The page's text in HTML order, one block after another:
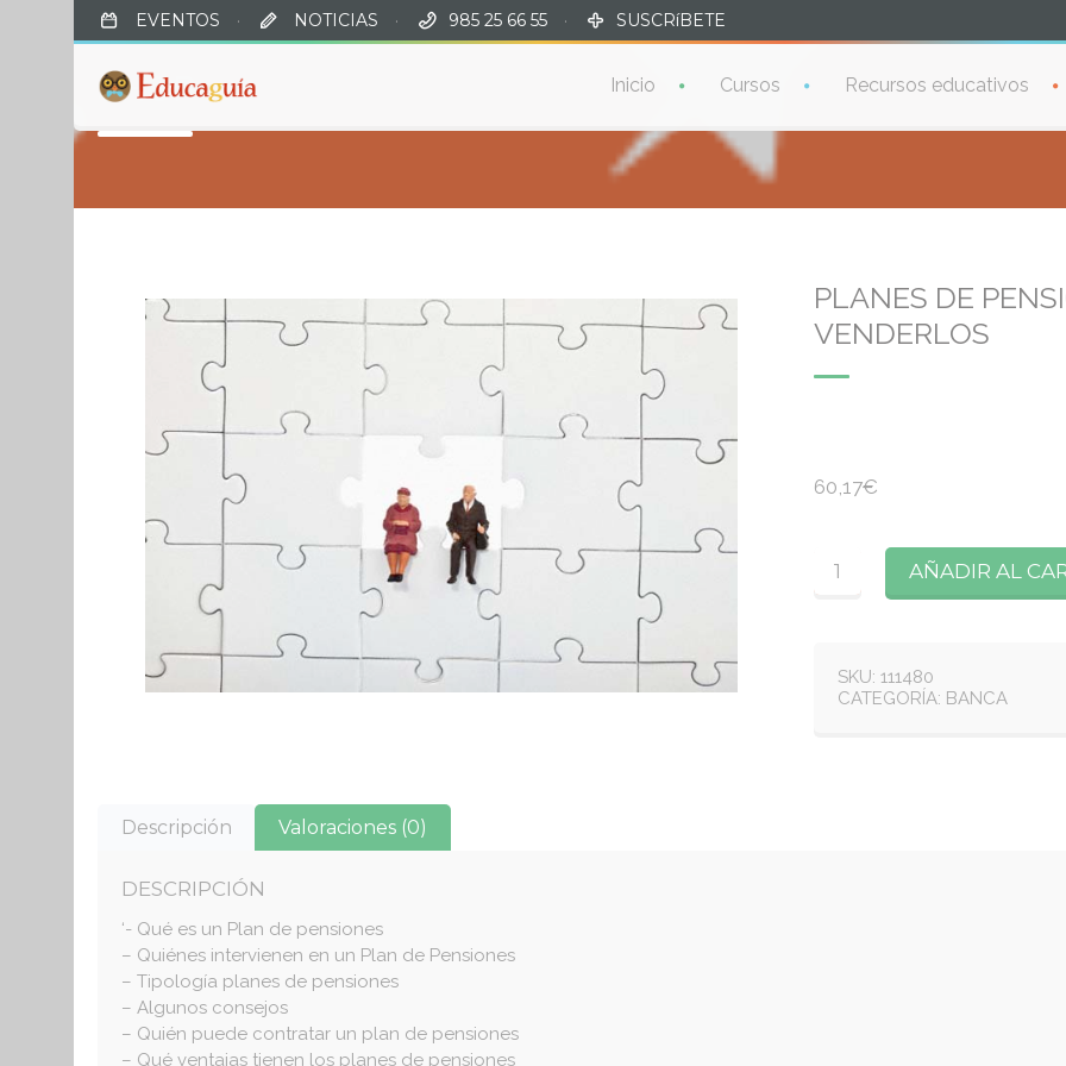
EVENTOS · NOTICIAS · 985 25 66 55 · SUSCRíBETE
Inicio Cursos Recursos educativos
SHOP
PLANES DE
VENDERLOS
60,17€
Cantidad
AÑADIR AL
SKU: 111480
CATEGORÍA: BANCA
Descripción Valoraciones (0)
DESCRIPCIÓN
‘- Qué es un Plan de pensiones
– Quiénes intervienen en un Plan de Pensiones
– Tipología planes de pensiones
– Algunos consejos
– Quién puede contratar un plan de pensiones
– Qué ventajas tienen los planes de pensiones